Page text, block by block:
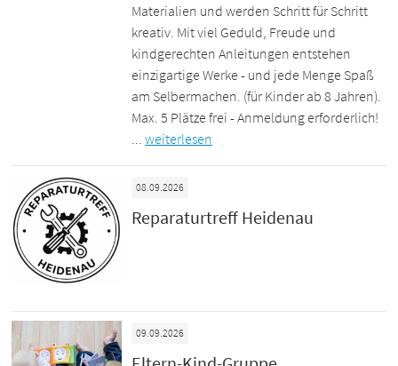
Materialien und werden Schritt für Schritt
kreativ. Mit viel Geduld, Freude und
kindgerechten Anleitungen entstehen
einzigartige Werke - und jede Menge Spaß
am Selbermachen. (für Kinder ab 8 Jahren).
Max. 5 Plätze frei - Anmeldung erforderlich!
...weiterlesen
08.09.2026
Reparaturtreff Heidenau
09.09.2026